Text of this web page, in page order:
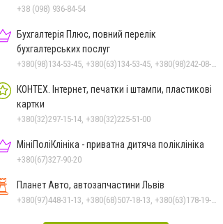
+38 (098) 936-84-54
Бухгалтерія Плюс, повний перелік
бухгалтерських послуг
КОНТЕХ. Інтернет, печатки і штампи, пластикові
картки
+380(32)297-15-14, +380(32)225-51-00
МініПоліКлініка - приватна дитяча поліклініка
+380(67)327-90-20
Планет Авто, автозапчастини Львів